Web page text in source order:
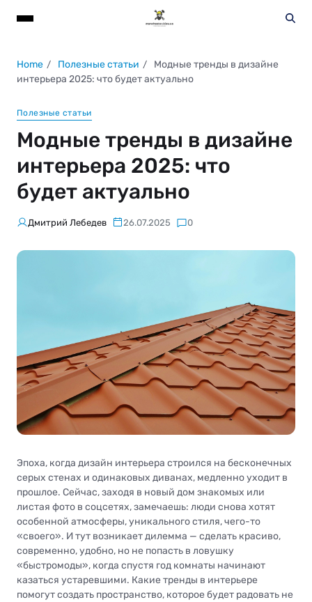
Home Полезные статьи
Модные тренды в дизайне
интерьера 2025: что будет актуально
Полезные статьи
Модные тренды в дизайне
интерьера 2025: что
будет актуально
Дмитрий Лебедев 26.07.2025 0
Эпоха, когда дизайн интерьера строился на бесконечных
серых стенах и одинаковых диванах, медленно уходит в
прошлое. Сейчас, заходя в новый дом знакомых или
листая фото в соцсетях, замечаешь: люди снова хотят
особенной атмосферы, уникального стиля, чего-то
«своего». И тут возникает дилемма — сделать красиво,
современно, удобно, но не попасть в ловушку
«быстромоды», когда спустя год комнаты начинают
казаться устаревшими. Какие тренды в интерьере
помогут создать пространство, которое будет радовать не